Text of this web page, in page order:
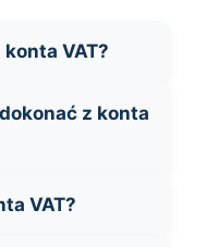
VAT?
z konta
VAT?